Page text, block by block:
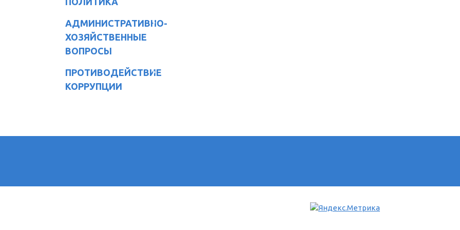
АДМИНИСТРАТИВНО-
ХОЗЯЙСТВЕННЫЕ
ВОПРОСЫ
ПРОТИВОДЕЙСТВИЕ
КОРРУПЦИИ